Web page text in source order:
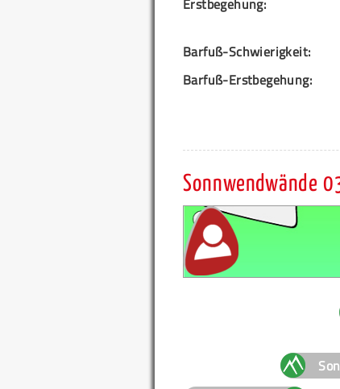
Erstbegehung:
Barfuß-Schwierigkeit:
Barfuß-Erstbegehung:
Sonnwendwände